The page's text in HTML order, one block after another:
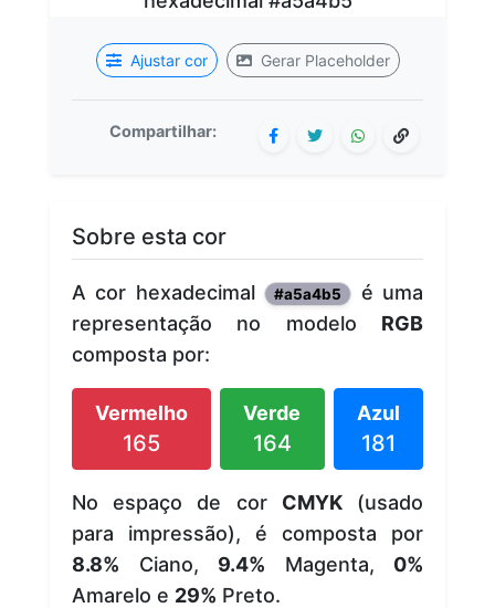
Ajustar cor Gerar Placeholder
Compartilhar:
Sobre esta cor
A cor hexadecimal #a5a4b5
é uma
representação no modelo RGB
composta por:
Vermelho
165
Verde
164
Azul
181
No espaço de cor CMYK(usado
para impressão), é composta por
8.8% Ciano, 9.4% Magenta, 0%
Amarelo e 29% Preto.